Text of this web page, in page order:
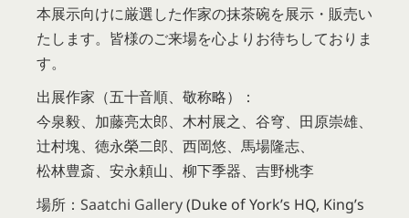
本展示向けに厳選した作家の抹茶碗を展示・販売い
たします。皆様のご来場を心よりお待ちしておりま
す。
出展作家（五十音順、敬称略）：
今泉毅、加藤亮太郎、木村展之、谷穹、田原崇雄、
辻󠄀村塊、徳永榮二郎、西岡悠、馬場隆志、
松林豊斎、安永頼山、柳下季器、吉野桃李
場所： Saatchi Gallery(Duke of York’s HQ, King’s